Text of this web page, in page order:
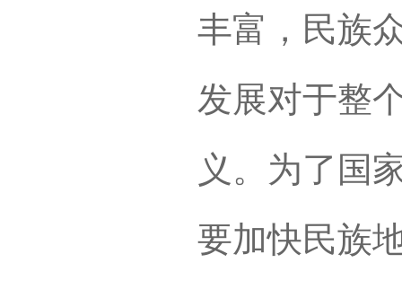
丰富，民族
发展对于整
义。为了国
要加快民族